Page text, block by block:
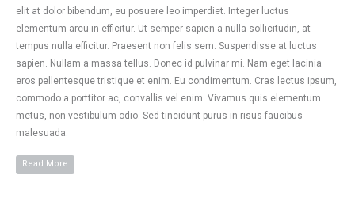
elit at dolor bibendum, eu posuere leo imperdiet. Integer luctus
elementum arcu in efficitur. Ut semper sapien a nulla sollicitudin, at
tempus nulla efficitur. Praesent non felis sem. Suspendisse at luctus
sapien. Nullam a massa tellus. Donec id pulvinar mi. Nam eget lacinia
eros pellentesque tristique et enim. Eu condimentum. Cras lectus ipsum,
commodo a porttitor ac, convallis vel enim. Vivamus quis elementum
metus, non vestibulum odio. Sed tincidunt purus in risus faucibus
malesuada.
Read More